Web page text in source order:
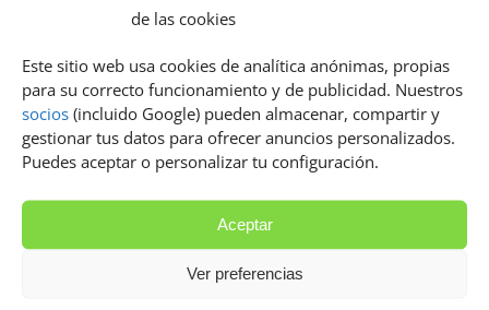
de las cookies
Este sitio web usa cookies de analítica anónimas, propias
para su correcto funcionamiento y de publicidad. Nuestros
socios (incluido Google) pueden almacenar, compartir y
gestionar tus datos para ofrecer anuncios personalizados.
Puedes aceptar o personalizar tu configuración.
Aceptar
Ver preferencias
Relacionados
valencia